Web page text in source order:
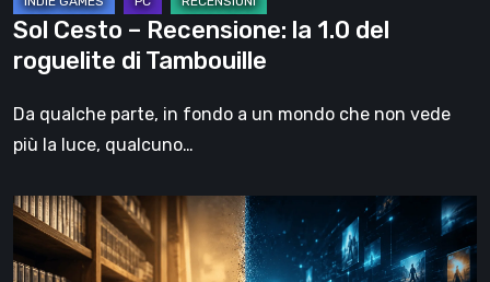
Tambouille
Sol Cesto – Recensione: la 1.0 del
roguelite di Tambouille
Da qualche parte, in fondo a un mondo che non vede
più la luce, qualcuno…
Il
futuro
del